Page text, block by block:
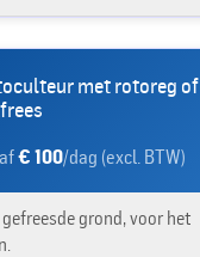
met rotoreg of
€ 100/dag (excl. BTW)
grond, voor het